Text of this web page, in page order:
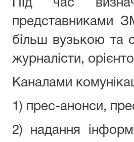
Під час
представниками
більш вузькою та
журналісти,
Каналами
1) прес-анонси,
2) надання